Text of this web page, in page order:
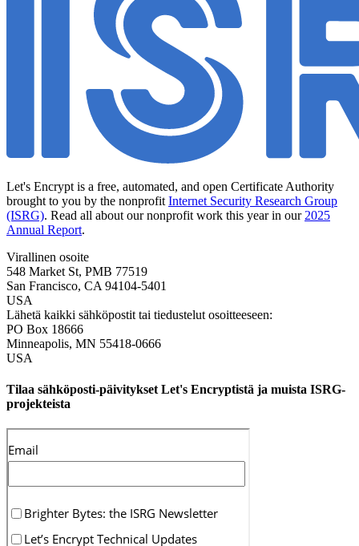
Let's Encrypt is a free, automated, and open Certificate Authority
brought to you by the nonprofit Internet Security Research Group
(ISRG). Read all about our nonprofit work this year in our 2025
Annual Report.
Virallinen osoite
548 Market St, PMB 77519
San Francisco, CA 94104-5401
USA
Lähetä kaikki sähköpostit tai tiedustelut osoitteeseen:
PO Box 18666
Minneapolis, MN 55418-0666
USA
Tilaa sähköposti-päivitykset Let's Encryptistä ja muista ISRG-
projekteista